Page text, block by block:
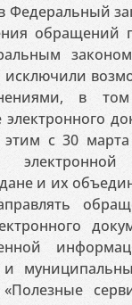
Федеральный
обращений
в
с 30 марта
электронной
и их
«Полезные